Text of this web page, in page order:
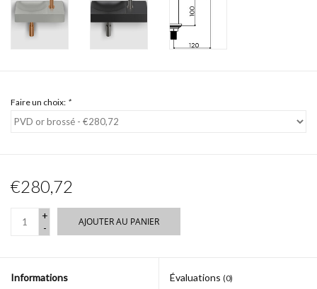
Faire un choix: *
€280,72
+
-
AJOUTER AU PANIER
Informations Évaluations (0)